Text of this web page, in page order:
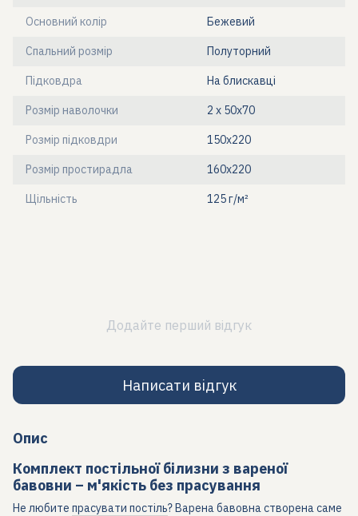
Основний колір Бежевий
Спальний розмір Полуторний
Підковдра На блискавці
Розмір наволочки 2 х 50х70
Розмір підковдри 150x220
Розмір простирадла 160x220
Щільність 125 г/м²
Додайте перший відгук
Написати відгук
Опис
Комплект постільної білизни з вареної
бавовни – м'якість без прасування
Не любите прасувати постіль? Варена бавовна створена саме